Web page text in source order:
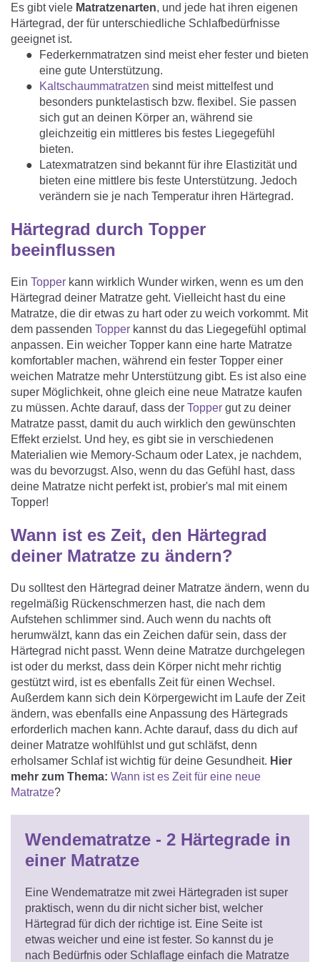
Es gibt viele Matratzenarten, und jede hat ihren eigenen
Härtegrad, der für unterschiedliche Schlafbedürfnisse
geeignet ist.
Federkernmatratzen sind meist eher fester und bieten
eine gute Unterstützung.
Kaltschaummatratzen sind meist mittelfest und
besonders punktelastisch bzw. flexibel. Sie passen
sich gut an deinen Körper an, während sie
gleichzeitig ein mittleres bis festes Liegegefühl
bieten.
Latexmatratzen sind bekannt für ihre Elastizität und
bieten eine mittlere bis feste Unterstützung. Jedoch
verändern sie je nach Temperatur ihren Härtegrad.
Härtegrad durch Topper
beeinflussen
Ein Topper kann wirklich Wunder wirken, wenn es um den
Härtegrad deiner Matratze geht. Vielleicht hast du eine
Matratze, die dir etwas zu hart oder zu weich vorkommt. Mit
dem passenden Topper kannst du das Liegegefühl optimal
anpassen. Ein weicher Topper kann eine harte Matratze
komfortabler machen, während ein fester Topper einer
weichen Matratze mehr Unterstützung gibt. Es ist also eine
super Möglichkeit, ohne gleich eine neue Matratze kaufen
zu müssen. Achte darauf, dass der Topper gut zu deiner
Matratze passt, damit du auch wirklich den gewünschten
Effekt erzielst. Und hey, es gibt sie in verschiedenen
Materialien wie Memory-Schaum oder Latex, je nachdem,
was du bevorzugst. Also, wenn du das Gefühl hast, dass
deine Matratze nicht perfekt ist, probier's mal mit einem
Topper!
Wann ist es Zeit, den Härtegrad
deiner Matratze zu ändern?
Du solltest den Härtegrad deiner Matratze ändern, wenn du
regelmäßig Rückenschmerzen hast, die nach dem
Aufstehen schlimmer sind. Auch wenn du nachts oft
herumwälzt, kann das ein Zeichen dafür sein, dass der
Härtegrad nicht passt. Wenn deine Matratze durchgelegen
ist oder du merkst, dass dein Körper nicht mehr richtig
gestützt wird, ist es ebenfalls Zeit für einen Wechsel.
Außerdem kann sich dein Körpergewicht im Laufe der Zeit
ändern, was ebenfalls eine Anpassung des Härtegrads
erforderlich machen kann. Achte darauf, dass du dich auf
deiner Matratze wohlfühlst und gut schläfst, denn
erholsamer Schlaf ist wichtig für deine Gesundheit. Hier
mehr zum Thema: Wann ist es Zeit für eine neue
Matratze?
Wendematratze - 2 Härtegrade in
einer Matratze
Eine Wendematratze mit zwei Härtegraden ist super
praktisch, wenn du dir nicht sicher bist, welcher
Härtegrad für dich der richtige ist. Eine Seite ist
etwas weicher und eine ist fester. So kannst du je
nach Bedürfnis oder Schlaflage einfach die Matratze